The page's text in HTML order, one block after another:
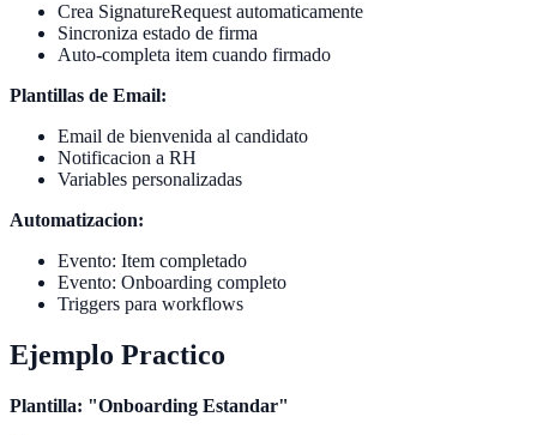
Crea SignatureRequest automaticamente
Sincroniza estado de firma
Auto-completa item cuando firmado
Plantillas de Email:
Email de bienvenida al candidato
Notificacion a RH
Variables personalizadas
Automatizacion:
Evento: Item completado
Evento: Onboarding completo
Triggers para workflows
Ejemplo Practico
Plantilla: "Onboarding Estandar"